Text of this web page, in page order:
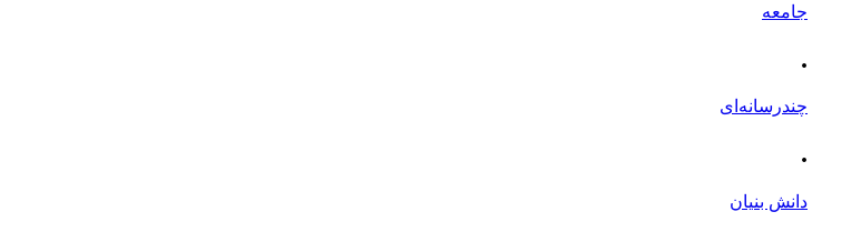
جامعه
.
چندرسانه‌ای
.
دانش بنیان